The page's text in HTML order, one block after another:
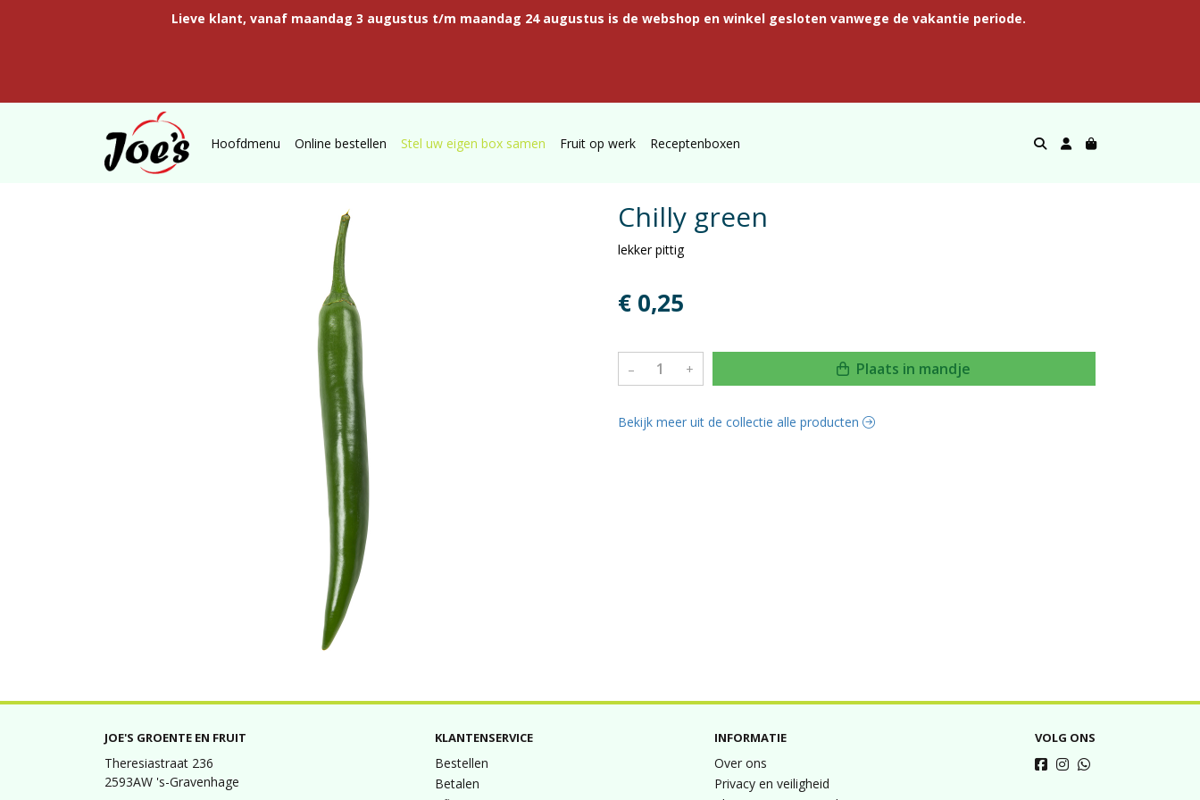
Lieve klant, vanaf maandag 3 augustus t/m maandag 24 augustus is de webshop en winkel gesloten vanwege de vakantie periode.
Hoofdmenu Online bestellen Stel uw eigen box samen Fruit op werk Receptenboxen
Chilly green
lekker pittig
€ 0,25
– + Plaats in mandje
Bekijk meer uit de collectie alle producten
JOE'S GROENTE EN FRUIT
Theresiastraat 236
2593AW 's-Gravenhage
KLANTENSERVICE
Bestellen
Betalen
INFORMATIE
Over ons
Privacy en veiligheid
VOLG ONS